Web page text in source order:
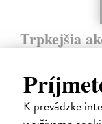
K prevádzke
Trpkejšia
rovnocennosť a
pohlaviami sa však
spolužitím.